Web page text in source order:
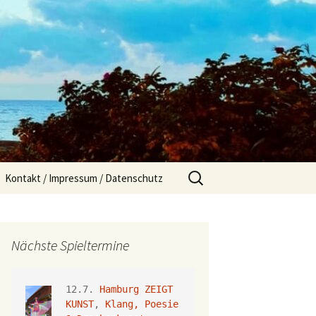
Kontakt / Impressum / Datenschutz
Suchen
nach:
Nächste Spieltermine
12.7. Hamburg ZEIGT
KUNST, Klang, Poesie